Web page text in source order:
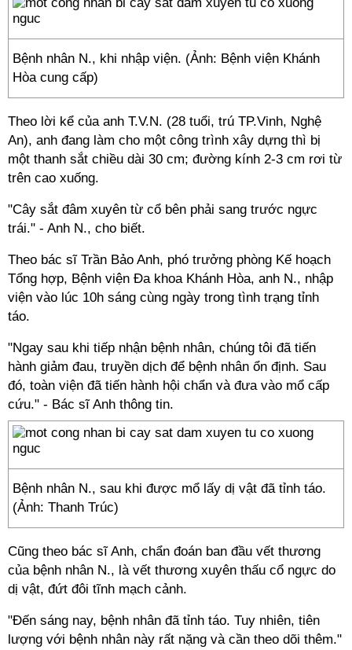
Bệnh nhân N., khi nhập viện. (Ảnh: Bệnh viện Khánh
Hòa cung cấp)
Theo lời kể của anh T.V.N. (28 tuổi, trú TP.Vinh, Nghệ
An), anh đang làm cho một công trình xây dựng thì bị
một thanh sắt chiều dài 30 cm; đường kính 2-3 cm rơi từ
trên cao xuống.
"Cây sắt đâm xuyên từ cổ bên phải sang trước ngực
trái." - Anh N., cho biết.
Theo bác sĩ Trần Bảo Anh, phó trưởng phòng Kế hoạch
Tổng hợp, Bệnh viện Đa khoa Khánh Hòa, anh N., nhập
viện vào lúc 10h sáng cùng ngày trong tình trạng tỉnh
táo.
"Ngay sau khi tiếp nhận bệnh nhân, chúng tôi đã tiến
hành giảm đau, truyền dịch để bệnh nhân ổn định. Sau
đó, toàn viện đã tiến hành hội chẩn và đưa vào mổ cấp
cứu." - Bác sĩ Anh thông tin.
Bệnh nhân N., sau khi được mổ lấy dị vật đã tỉnh táo.
(Ảnh: Thanh Trúc)
Cũng theo bác sĩ Anh, chẩn đoán ban đầu vết thương
của bệnh nhân N., là vết thương xuyên thấu cổ ngực do
dị vật, đứt đôi tĩnh mạch cảnh.
"Đến sáng nay, bệnh nhân đã tỉnh táo. Tuy nhiên, tiên
lượng với bệnh nhân này rất nặng và cần theo dõi thêm."